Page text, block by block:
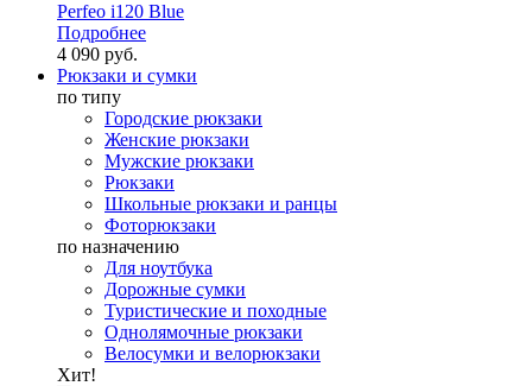
Perfeo i120 Blue
Подробнее
4 090 руб.
Рюкзаки и сумки
по типу
Городские рюкзаки
Женские рюкзаки
Мужские рюкзаки
Рюкзаки
Школьные рюкзаки и ранцы
Фоторюкзаки
по назначению
Для ноутбука
Дорожные сумки
Туристические и походные
Однолямочные рюкзаки
Велосумки и велорюкзаки
Хит!